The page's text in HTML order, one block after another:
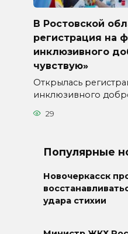
В Ростовской
регистрация на
инклюзивного
чувствую»
Открылась
инклюзивного
29
Популярные
Новочеркасск
удара стихии